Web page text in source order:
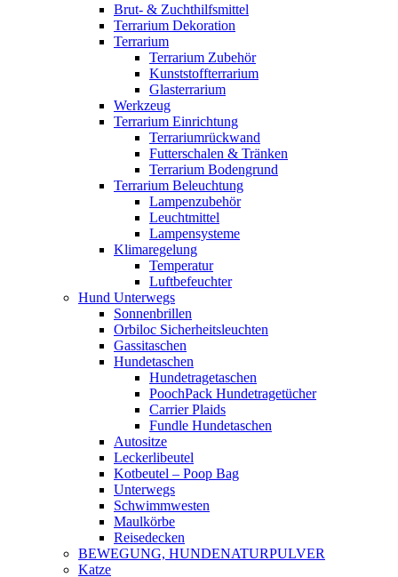
Brut- & Zuchthilfsmittel
Terrarium Dekoration
Terrarium
Terrarium Zubehör
Kunststoffterrarium
Glasterrarium
Werkzeug
Terrarium Einrichtung
Terrariumrückwand
Futterschalen & Tränken
Terrarium Bodengrund
Terrarium Beleuchtung
Lampenzubehör
Leuchtmittel
Lampensysteme
Klimaregelung
Temperatur
Luftbefeuchter
Hund Unterwegs
Sonnenbrillen
Orbiloc Sicherheitsleuchten
Gassitaschen
Hundetaschen
Hundetragetaschen
PoochPack Hundetragetücher
Carrier Plaids
Fundle Hundetaschen
Autositze
Leckerlibeutel
Kotbeutel – Poop Bag
Unterwegs
Schwimmwesten
Maulkörbe
Reisedecken
BEWEGUNG, HUNDENATURPULVER
Katze